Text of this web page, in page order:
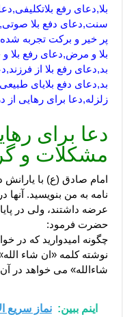
بلا,دعای رفع
سنت,دعای دفع بلا
پر خیر و برکت تجربه
بلا و مرض,دعای رفع بلا و
بد,دعای رفع بلا از
بد,دعای دفع بلایای
زلزله,دعا برای رهایی
دعا برای
مشکلات و
امام صادق (ع) با
نامه به من بنویسید.
عرضه داشتند، ولی در
حضرت فرمود:
چگونه امیدوارید که در
نوشته کلمه «ان شاء
شاءالله» می خواهد در آن
اینم ببین: نماز سریع